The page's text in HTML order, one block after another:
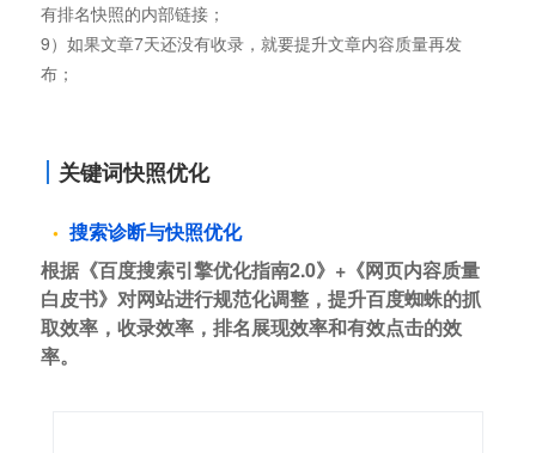
有排名快照的内部链接；
9）如果文章7天还没有收录，就要提升文章内容质量再发
布；
关键词快照优化
搜索诊断与快照优化
根据《百度搜索引擎优化指南2.0》+《网页内容质量
白皮书》对网站进行规范化调整，提升百度蜘蛛的抓
取效率，收录效率，排名展现效率和有效点击的效
率。